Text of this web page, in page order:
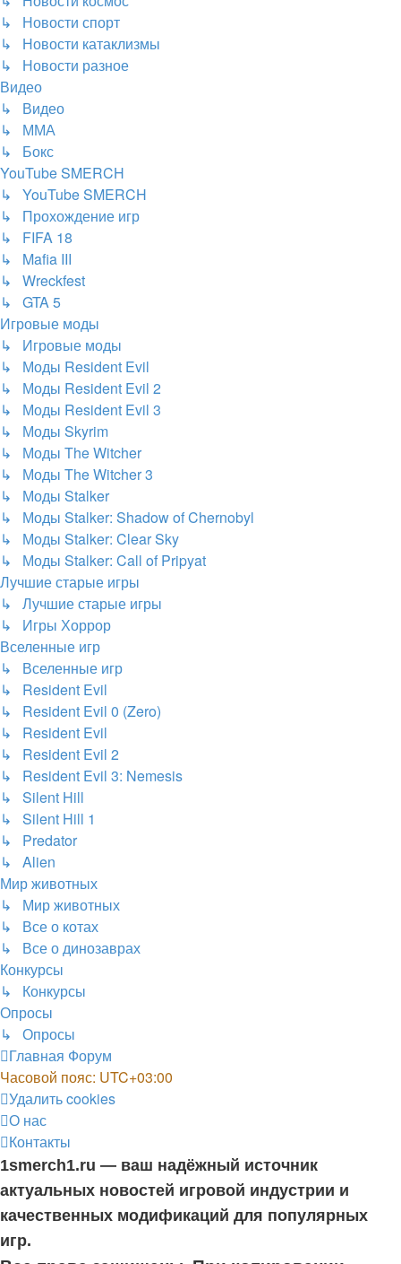
↳ Новости спорт
↳ Новости катаклизмы
↳ Новости разное
Видео
↳ Видео
↳ ММА
↳ Бокс
YouTube SMERCH
↳ YouTube SMERCH
↳ Прохождение игр
↳ FIFA 18
↳ Mafia III
↳ Wreckfest
↳ GTA 5
Игровые моды
↳ Игровые моды
↳ Моды Resident Evil
↳ Моды Resident Evil 2
↳ Моды Resident Evil 3
↳ Моды Skyrim
↳ Моды The Witcher
↳ Моды The Witcher 3
↳ Моды Stalker
↳ Моды Stalker: Shadow of Chernobyl
↳ Моды Stalker: Clear Sky
↳ Моды Stalker: Call of Pripyat
Лучшие старые игры
↳ Лучшие старые игры
↳ Игры Хоррор
Вселенные игр
↳ Вселенные игр
↳ Resident Evil
↳ Resident Evil 0 (Zero)
↳ Resident Evil
↳ Resident Evil 2
↳ Resident Evil 3: Nemesis
↳ Silent Hill
↳ Silent Hill 1
↳ Predator
↳ Alien
Мир животных
↳ Мир животных
↳ Все о котах
↳ Все о динозаврах
Конкурсы
↳ Конкурсы
Опросы
↳ Опросы
Главная Форум
Часовой пояс: UTC+03:00
Удалить cookies
О нас
Контакты
1smerch1.ru — ваш надёжный источник
актуальных новостей игровой индустрии и
качественных модификаций для популярных
игр.